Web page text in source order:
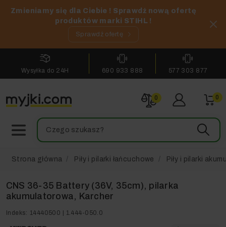
Zmieniamy się dla Ciebie ! Sprawdź nową ofertę
produktów marki STIHL !
Sprawdź ofertę
Wysyłka do 24H 690 933 888 577 303 877
0 0
Strona główna Piły i pilarki łańcuchowe Piły i pilarki
CNS 36-35 Battery (36V, 35cm), pilarka
akumulatorowa, Karcher
Indeks: 14440500 | 1.444-050.0